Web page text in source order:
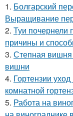
1. Болгарский
Выращивание
2. Туи почернели
причины и
3. Степная вишня
вишни
4. Гортензии
комнатной
5. Работа на